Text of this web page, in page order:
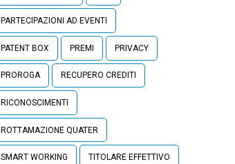
PARTECIPAZIONI AD EVENTI
PATENT BOX PREMI PRIVACY
PROROGA RECUPERO CREDITI
RICONOSCIMENTI
ROTTAMAZIONE QUATER
SMART WORKING TITOLARE EFFETTIVO